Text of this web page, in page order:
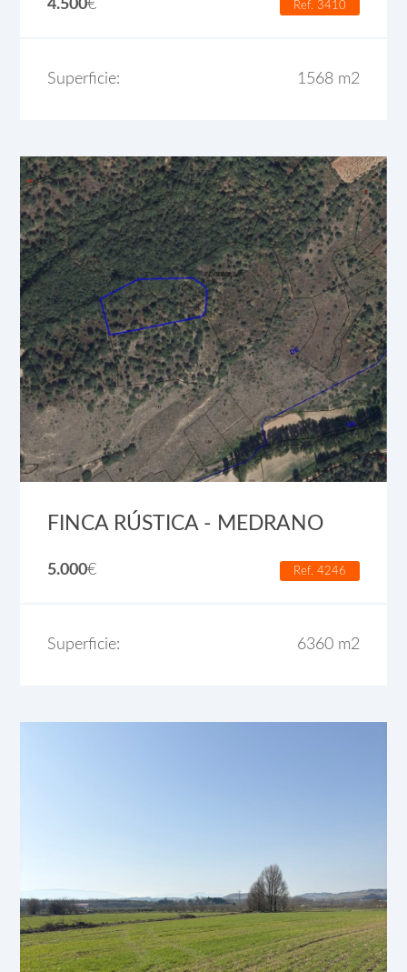
4.500€ Ref. 3410
Superficie: 1568 m2
FINCA RÚSTICA - MEDRANO
5.000€ Ref. 4246
Superficie: 6360 m2